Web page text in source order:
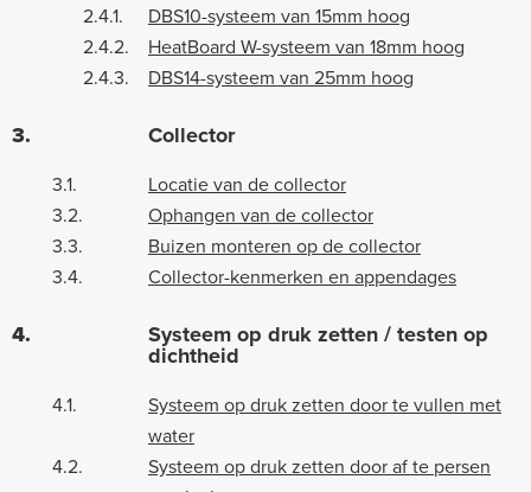
2.4.1.
DBS10-systeem van 15mm hoog
2.4.2.
HeatBoard W-systeem van 18mm hoog
2.4.3.
DBS14-systeem van 25mm hoog
3. Collector
3.1.
Locatie van de collector
3.2.
Ophangen van de collector
3.3.
Buizen monteren op de collector
3.4.
Collector-kenmerken en appendages
4.
Systeem op druk zetten / testen op
dichtheid
4.1.
Systeem op druk zetten door te vullen met
water
4.2.
Systeem op druk zetten door af te persen